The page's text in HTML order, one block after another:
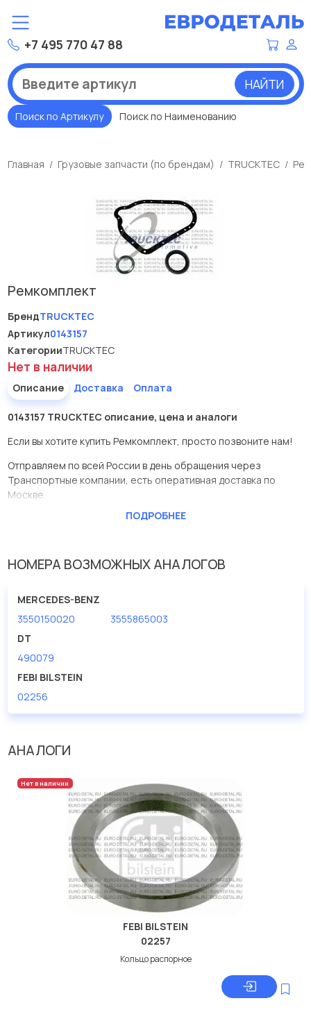
+7 495 770 47 88
НАЙТИ
Поиск по Артикулу Поиск по Наименованию
Главная Грузовые запчасти (по брендам) TRUCKTEC
Ремкомплект
БрендTRUCKTEC
Артикул0143157
КатегорииTRUCKTEC
Нет в наличии
Описание Доставка Оплата
0143157 TRUCKTEC описание, цена и аналоги
Если вы хотите купить Ремкомплект, просто позвоните нам!
Отправляем по всей России в день обращения через
Транспортные компании, есть оперативная доставка по
Москве.
Эта запчасть представлена по производителю TRUCKTEC
Ремкомплект в нашей компании Евродеталь представлены в
Мы продаем сертифицированные колодки тормозные
дисковые с гарантией от производителя TRUCKTEC.
ПОДРОБНЕЕ
НОМЕРА ВОЗМОЖНЫХ АНАЛОГОВ
MERCEDES-BENZ
3550150020
3555865003
DT
490079
FEBI BILSTEIN
02256
АНАЛОГИ
Нет в наличии
FEBI BILSTEIN
02257
Кольцо распорное